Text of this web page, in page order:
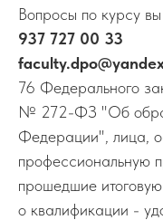
Вопросы по курсу
937 727 00 33
76 Федерального
№ 272-ФЗ "Об
Федерации", лица,
профессиональную
прошедшие
о квалификации -